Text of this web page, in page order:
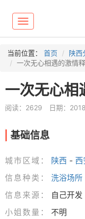
Toggle
navigation
当前位置： 首页 陕西
一次无心相遇的激情
一次无心相
阅读：2629 日期：
基础信息
城市区域： 陕西 - 西
信息种类：
洗浴场所
信息来源：
自己开发
小姐数量：
不明